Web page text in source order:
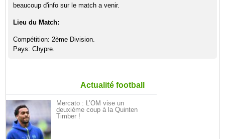
beaucoup d'info sur le match a venir.
Lieu du Match:
Compétition: 2ème Division.
Pays: Chypre.
Actualité football
Mercato : L’OM vise un
deuxième coup à la Quinten
Timber !